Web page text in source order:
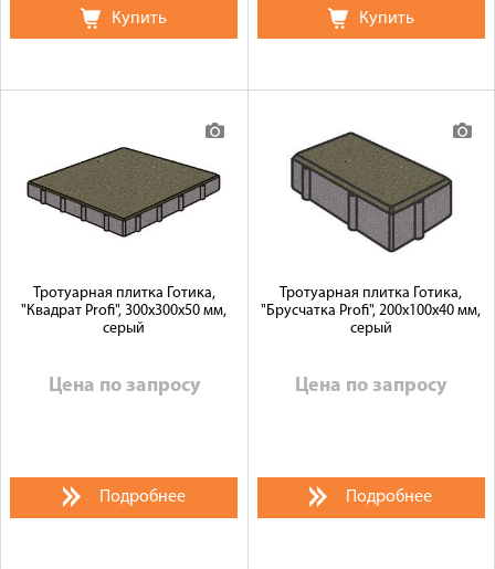
Купить Купить
Тротуарная плитка Готика,
"Квадрат Profi", 300x300x50 мм,
серый
Цена по запросу
Подробнее
Тротуарная плитка Готика,
"Брусчатка Profi", 200x100x40 мм,
серый
Цена по запросу
Подробнее